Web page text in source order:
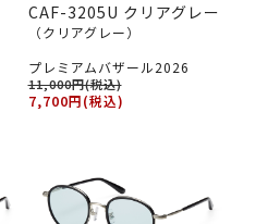
CAF-3205U クリアグレー
（クリアグレー）
プレミアムバザール2026
11,000円(税込)
7,700円(税込)